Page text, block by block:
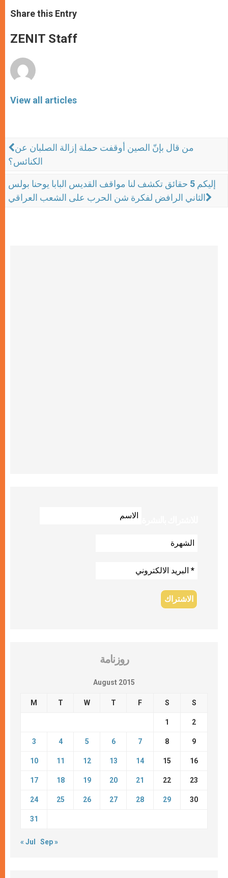
t
s
p
p
s
e
g
e
e
b
o
k
Share this Entry
ZENIT Staff
View all articles
من قال بإنّ الصين أوقفت حملة إزالة الصلبان عن
الكنائس؟
إليكم 5 حقائق تكشف لنا مواقف القديس البابا يوحنا بولس
الثاني الرافض لفكرة شن الحرب على الشعب العراقي
روزنامة
August 2015
M T W T F S S
1 2
3 4 5 6 7 8 9
10 11 12 13 14 15 16
17 18 19 20 21 22 23
24 25 26 27 28 29 30
31
« Jul Sep »